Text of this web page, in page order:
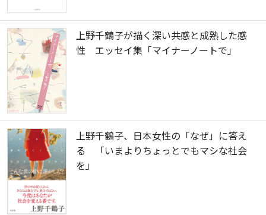
上野千鶴子が描く深い共感と成熟した感
性 エッセイ集「マイナーノートで」
上野千鶴子、日本女性の「なぜ」に答え
る 「いまよりちょっとでもマシな社会
を」